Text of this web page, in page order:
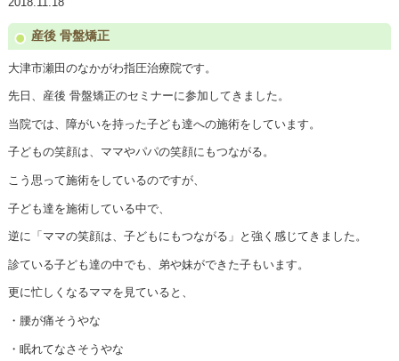
産後 骨盤矯正
大津市瀬田のなかがわ指圧治療院です。
先日、産後 骨盤矯正のセミナーに参加してきました。
当院では、障がいを持った子ども達への施術をしています。
子どもの笑顔は、ママやパパの笑顔にもつながる。
こう思って施術をしているのですが、
子ども達を施術している中で、
逆に「ママの笑顔は、子どもにもつながる」と強く感じてきました。
診ている子ども達の中でも、弟や妹ができた子もいます。
更に忙しくなるママを見ていると、
・腰が痛そうやな
・眠れてなさそうやな